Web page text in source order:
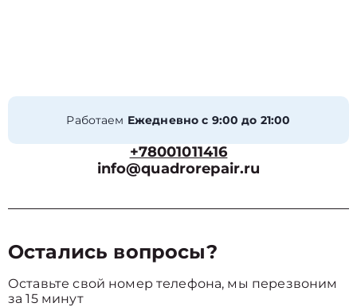
Работаем Ежедневно с 9:00 до 21:00
+78001011416
info@quadrorepair.ru
Остались вопросы?
Оставьте свой номер телефона, мы перезвоним
за 15 минут